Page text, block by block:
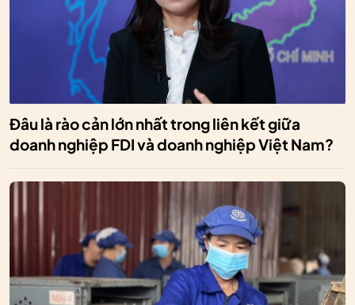
Đâu là rào cản lớn nhất trong liên kết giữa
doanh nghiệp FDI và doanh nghiệp Việt Nam?